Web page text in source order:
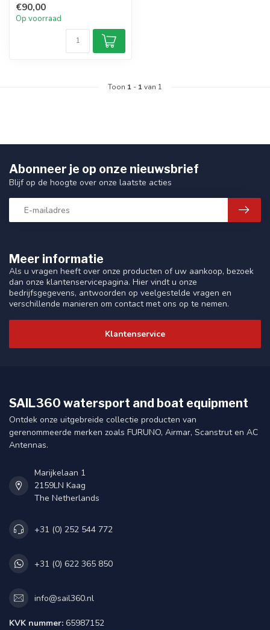
Makke...
€90,00
Op voorraad
Toon 1 - 1van 1
Meer informatie
Als u vragen heeft over onze producten of uw aankoop, bezoek
dan onze klantenservicepagina. Hier vindt u onze
bedrijfsgegevens, antwoorden op veelgestelde vragen en
verschillende manieren om contact met ons op te nemen.
Klantenservice
Abonneer je op onze nieuwsbrief
Blijf op de hoogte over onze laatste acties
SAIL360 watersport and boat equipment
Ontdek onze uitgebreide collectie producten van
gerenommeerde merken zoals FURUNO, Airmar, Scanstrut en AC
Antennas.
Marijkelaan 1
2159LN Kaag
The Netherlands
+31 (0) 252 544 772
+31 (0) 622 365 850
info@sail360.nl
KVK nummer: 65987152